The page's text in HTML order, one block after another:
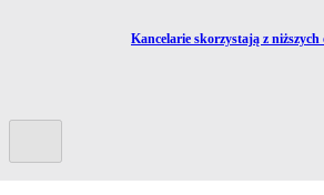
Przejdź do artykułu:
Kancelarie skorzystają z niższych